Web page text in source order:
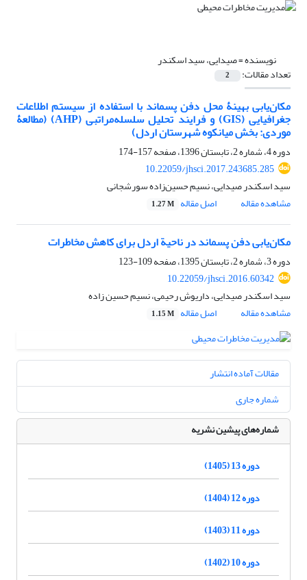
نویسنده =صیدایی، سید اسکندر
تعداد مقالات: 2
مکان‌یابی بهینۀ محل دفن پسماند با استفاده از سیستم اطلاعات
جغرافیایی (GIS) و فرایند تحلیل سلسله‌مراتبی (AHP) (مطالعۀ
موردی: بخش میانکوه شهرستان اردل)
دوره 4، شماره 2، تابستان 1396، صفحه
157-174
10.22059/jhsci.2017.243685.285
سید اسکندر صیدایی، نسیم حسین‌زاده سورشجانی
مشاهده مقاله
اصل مقاله 1.27 M
مکان‌یابی دفن پسماند در ناحیة اردل برای کاهش مخاطرات
دوره 3، شماره 2، تابستان 1395، صفحه
109-123
10.22059/jhsci.2016.60342
سید اسکندر صیدایی، داریوش رحیمی، نسیم حسین زاده
مشاهده مقاله
اصل مقاله 1.15 M
مقالات آماده انتشار
شماره جاری
شماره‌های پیشین نشریه
دوره 13 (1405)
دوره 12 (1404)
دوره 11 (1403)
دوره 10 (1402)